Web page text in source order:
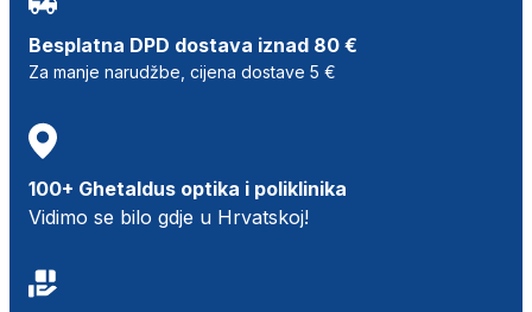
Besplatna DPD dostava iznad 80 €
Za manje narudžbe, cijena dostave 5 €
100+ Ghetaldus optika i poliklinika
Vidimo se bilo gdje u Hrvatskoj!